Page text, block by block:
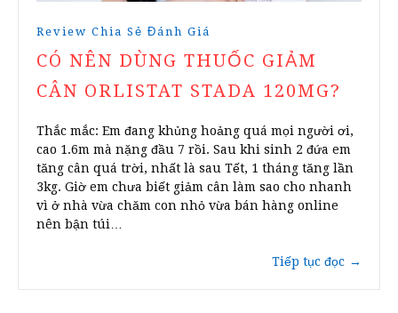
Review Chia Sẻ Đánh Giá
CÓ NÊN DÙNG THUỐC GIẢM
CÂN ORLISTAT STADA 120MG?
Thắc mắc: Em đang khủng hoảng quá mọi người ơi,
cao 1.6m mà nặng đầu 7 rồi. Sau khi sinh 2 đứa em
tăng cân quá trời, nhất là sau Tết, 1 tháng tăng lần
3kg. Giờ em chưa biết giảm cân làm sao cho nhanh
vì ở nhà vừa chăm con nhỏ vừa bán hàng online
nên bận túi…
Tiếp tục đọc →